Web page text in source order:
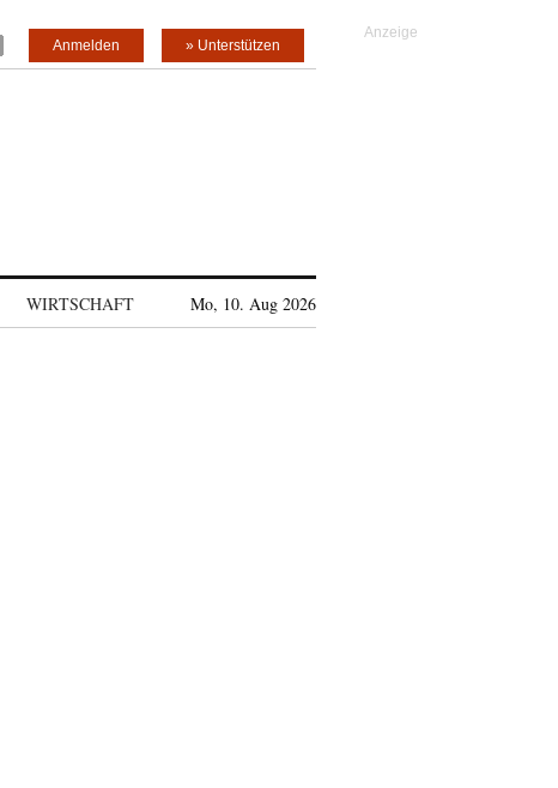
» Unterstützen
Anmelden
WIRTSCHAFT Mo, 10. Aug 2026